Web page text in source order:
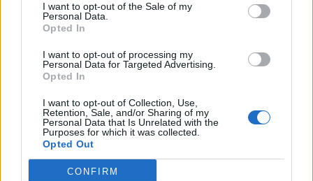
I want to opt-out of the Sale of my
Personal Data.
Opted In
I want to opt-out of processing my
Personal Data for Targeted Advertising.
Opted In
I want to opt-out of Collection, Use,
Retention, Sale, and/or Sharing of my
Personal Data that Is Unrelated with the
Purposes for which it was collected.
Opted Out
CONFIRM